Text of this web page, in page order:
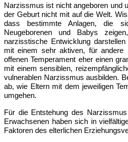
Narzissmus ist nicht angeboren und
der Geburt nicht mit auf die Welt.
dass bestimmte Anlagen, die
Neugeborenen und Babys
narzisstische Entwicklung
mit einem sehr aktiven, für andere
offenen Temperament eher einen
mit einem sensiblen,
vulnerablen Narzissmus ausbilden.
ab, wie Eltern mit dem jeweiligen
umgehen.
Für die Entstehung des
Erwachsenen haben sich in
Faktoren des elterlichen